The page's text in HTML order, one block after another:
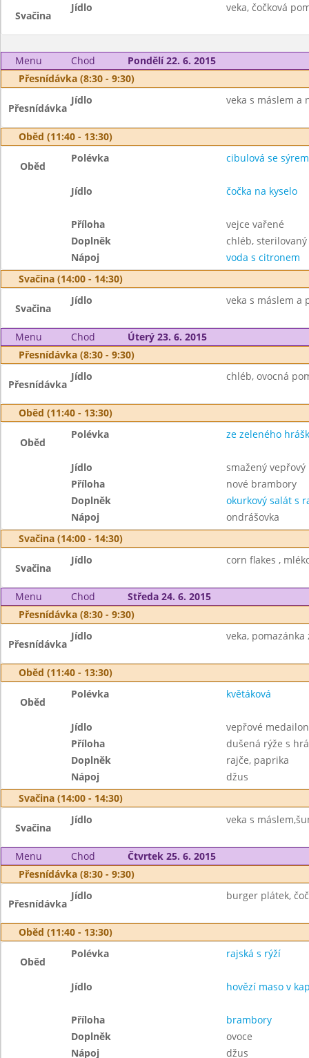
Svačina
Jídlo veka, čočková
Menu Chod
Pondělí 22. 6. 2015
Přesnídávka (8:30 - 9:30)
Přesnídávka
Jídlo veka s máslem a
Oběd (11:40 - 13:30)
Oběd
Polévka cibulová se sýrem
Jídlo čočka na kyselo
Příloha
vejce vařené
Doplněk
chléb,
Nápoj
voda s citronem
Svačina (14:00 - 14:30)
Svačina
Jídlo veka s máslem a
Menu Chod
Úterý 23. 6. 2015
Přesnídávka (8:30 - 9:30)
Přesnídávka
Jídlo chléb, ovocná
Oběd (11:40 - 13:30)
Oběd
Polévka ze zeleného
Jídlo
smažený vepřový
Příloha
nové brambory
Doplněk
okurkový salát s
Nápoj
ondrášovka
Svačina (14:00 - 14:30)
Svačina
Jídlo corn flakes ,
Menu Chod
Středa 24. 6. 2015
Přesnídávka (8:30 - 9:30)
Přesnídávka
Jídlo veka,
Oběd (11:40 - 13:30)
Oběd
Polévka květáková
Jídlo
vepřové
Příloha
dušená rýže s
Doplněk
rajče, paprika
Nápoj
džus
Svačina (14:00 - 14:30)
Svačina
Jídlo veka s
Menu Chod
Čtvrtek 25. 6. 2015
Přesnídávka (8:30 - 9:30)
Přesnídávka
Jídlo burger plátek,
Oběd (11:40 - 13:30)
Oběd
Polévka rajská s rýží
Jídlo hovězí maso v
Příloha
brambory
Doplněk
ovoce
Nápoj
džus